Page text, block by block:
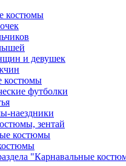
костюмы
и девушек
костюмы
футболки
наездники
зентай
костюмы
"Карнавальные